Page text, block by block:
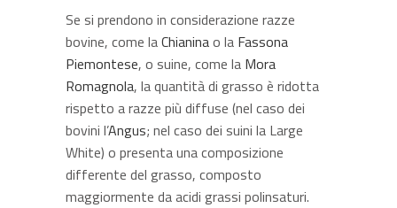
Se si prendono in considerazione razze
bovine, come laChianinao la Fassona
Piemontese, o suine, come la Mora
Romagnola, la quantità di grasso è ridotta
rispetto a razze più diffuse (nel caso dei
bovini l’Angus; nel caso dei suini la Large
White) o presenta una composizione
differente del grasso, composto
maggiormente da acidi grassi polinsaturi.